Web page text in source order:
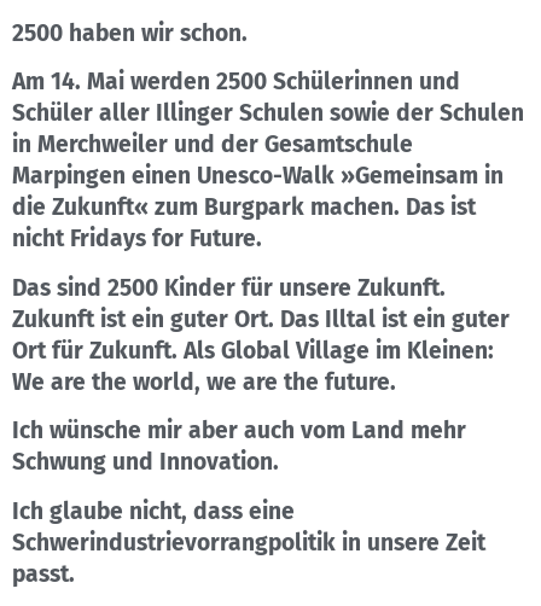
2500 haben wir schon.
Am 14. Mai werden 2500 Schülerinnen und
Schüler aller Illinger Schulen sowie der Schulen
in Merchweiler und der Gesamtschule
Marpingen einen Unesco-Walk »Gemeinsam in
die Zukunft« zum Burgpark machen. Das ist
nicht Fridays for Future.
Das sind 2500 Kinder für unsere Zukunft.
Zukunft ist ein guter Ort. Das Illtal ist ein guter
Ort für Zukunft. Als Global Village im Kleinen:
We are the world, we are the future.
Ich wünsche mir aber auch vom Land mehr
Schwung und Innovation.
Ich glaube nicht, dass eine
Schwerindustrievorrangpolitik in unsere Zeit
passt.